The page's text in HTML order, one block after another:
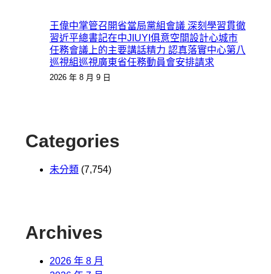
王偉中掌管召開省當局黨組會議 深刻學習貫徹
習近平總書記在中JIUYI俱意空間設計心城市
任務會議上的主要講話精力 認真落實中心第八
巡視組巡視廣東省任務動員會安排請求
2026 年 8 月 9 日
Categories
未分類 (7,754)
Archives
2026 年 8 月